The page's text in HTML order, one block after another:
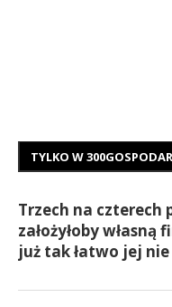
TYLKO W
Trzech na czterech
założyłoby własną
już tak łatwo jej